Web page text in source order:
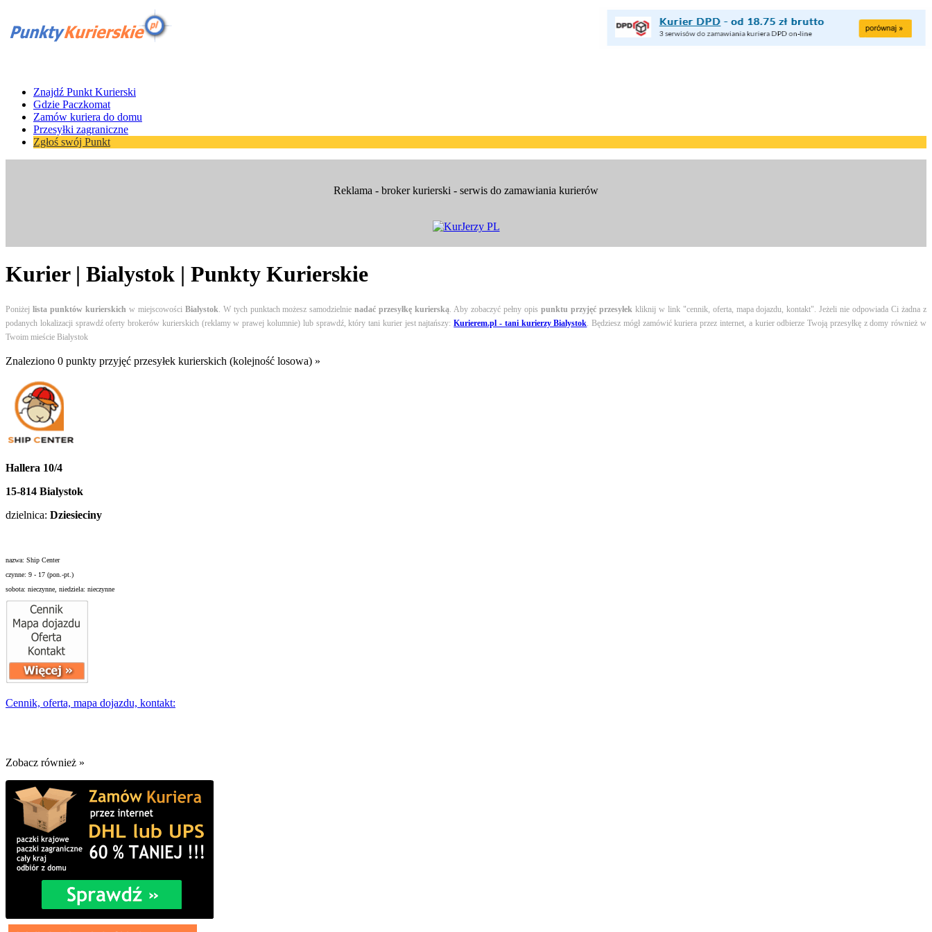
Znajdź Punkt Kurierski
Gdzie Paczkomat
Zamów kuriera do domu
Przesyłki zagraniczne
Zgłoś swój Punkt
Reklama - broker kurierski - serwis do zamawiania kurierów
Kurier | Bialystok | Punkty Kurierskie
Poniżej lista punktów kurierskich w miejscowości Bialystok. W tych punktach możesz samodzielnienadać przesyłkę kurierską. Aby zobaczyć pełny opis punktu przyjęć przesyłekkliknij w link "cennik, oferta, mapa dojazdu, kontakt". Jeżeli nie odpowiada Ci żadna z
podanych lokalizacji sprawdź oferty brokerów kurierskich (reklamy w prawej kolumnie) lub sprawdź, który tani kurier jest najtańszy:Kurierem.pl - tani kurierzy Bialystok. Będziesz mógł zamówić kuriera przez internet, a kurier odbierze Twoją przesyłkę z domy również w
Twoim mieście Bialystok
Znaleziono 0 punkty przyjęć przesyłek kurierskich (kolejność losowa) »
Hallera 10/4
15-814 Bialystok
dzielnica: Dziesieciny
nazwa: Ship Center
czynne: 9 - 17 (pon.-pt.)
sobota: nieczynne, niedziela: nieczynne
Cennik, oferta, mapa dojazdu, kontakt:
Zobacz również »